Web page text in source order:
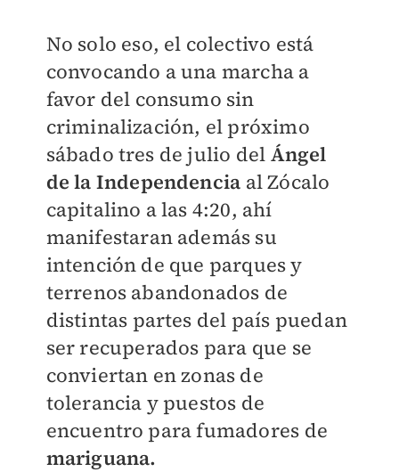
No solo eso, el colectivo está
convocando a una marcha a
favor del consumo sin
criminalización, el próximo
sábado tres de julio del Ángel
de la Independencia al Zócalo
capitalino a las 4:20, ahí
manifestaran además su
intención de que parques y
terrenos abandonados de
distintas partes del país puedan
ser recuperados para que se
conviertan en zonas de
tolerancia y puestos de
encuentro para fumadores de
mariguana.